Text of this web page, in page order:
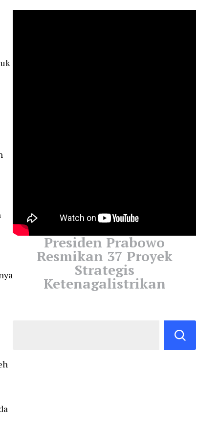
Presiden Prabowo
Resmikan 37 Proyek
Strategis
Ketenagalistrikan